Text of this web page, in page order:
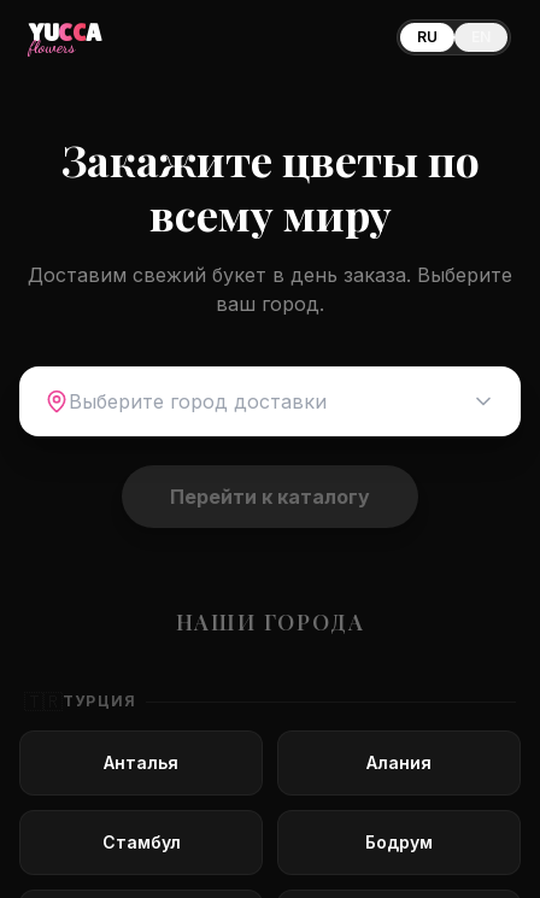
YUCCA
flowers RU
Закажите цветы по
всему миру
Доставим свежий букет в день заказа. Выберите
ваш город.
Выберите город доставки
Перейти к каталогу
НАШИ ГОРОДА
ТУРЦИЯ
Анталья Алания
Стамбул Бодрум